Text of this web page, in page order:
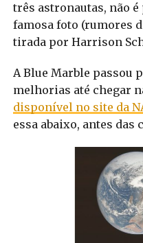
três astronautas, não
famosa foto (rumores
tirada por Harrison
A Blue Marble passou
melhorias até chegar
disponível no site da
essa abaixo, antes das